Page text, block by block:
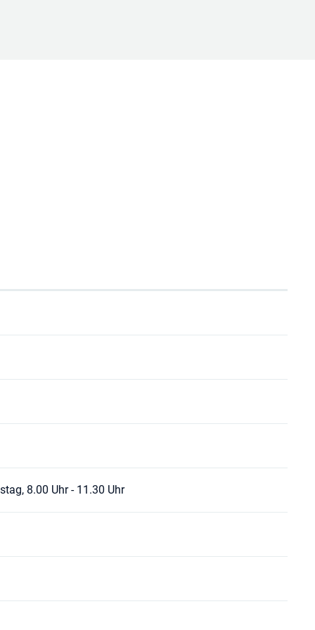
8.00 Uhr - 11.30 Uhr